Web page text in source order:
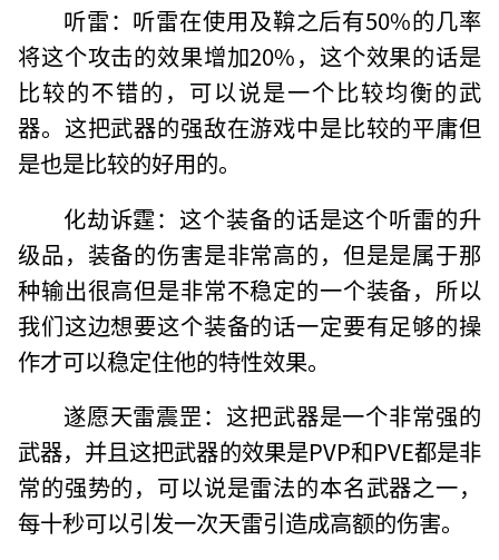
听雷：听雷在使用及鞥之后有50%的几率
将这个攻击的效果增加20%，这个效果的话是
比较的不错的，可以说是一个比较均衡的武
器。这把武器的强敌在游戏中是比较的平庸但
是也是比较的好用的。
化劫诉霆：这个装备的话是这个听雷的升
级品，装备的伤害是非常高的，但是是属于那
种输出很高但是非常不稳定的一个装备，所以
我们这边想要这个装备的话一定要有足够的操
作才可以稳定住他的特性效果。
遂愿天雷震罡：这把武器是一个非常强的
武器，并且这把武器的效果是PVP和PVE都是非
常的强势的，可以说是雷法的本名武器之一，
每十秒可以引发一次天雷引造成高额的伤害。